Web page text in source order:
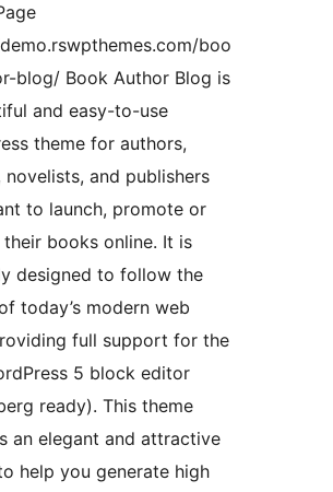
boo
blog/ Book Author Blog is
and easy-to-use
theme for authors,
novelists, and publishers
to launch, promote or
their books online. It is
designed to follow the
today’s modern web
full support for the
5 block editor
ready). This theme
an elegant and attractive
help you generate high